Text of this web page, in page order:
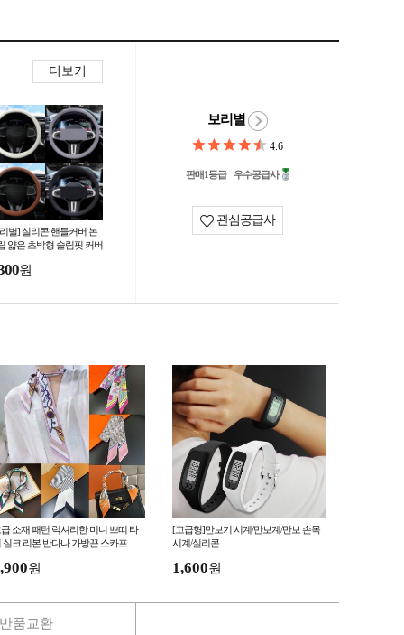
더보기
별] 실리콘 핸들커버 논
얇은 초박형 슬림핏 커버
원
보리별
4.6
판매1등급 우수공급사
관심공급사
소재 패턴 럭셔리한 미니 쁘띠 타
실크 리본 반다나 가방끈 스카프
원
[고급형]만보기 시계/만보계/만보 손목
시계/실리콘
1,600원
반품교환